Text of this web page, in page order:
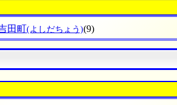
田町(よしだちょう)(9)